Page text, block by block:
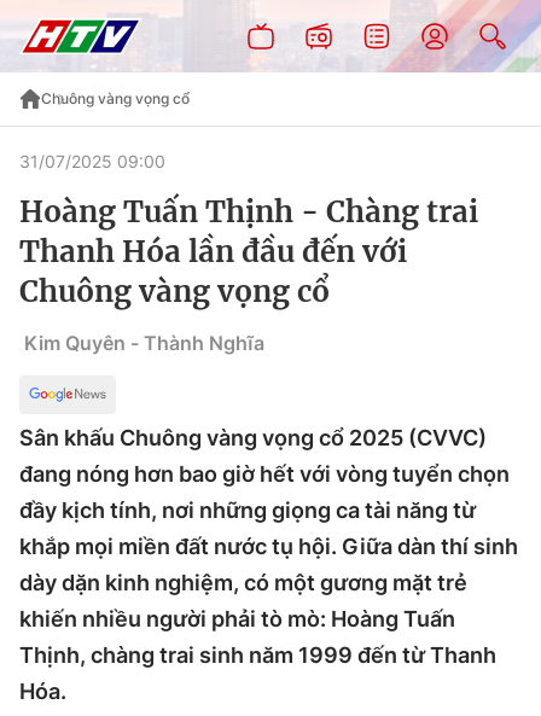
Chuông vàng vọng cổ
31/07/2025 09:00
Hoàng Tuấn Thịnh - Chàng trai
Thanh Hóa lần đầu đến với
Chuông vàng vọng cổ
Kim Quyên - Thành Nghĩa
Sân khấu Chuông vàng vọng cổ 2025 (CVVC)
đang nóng hơn bao giờ hết với vòng tuyển chọn
đầy kịch tính, nơi những giọng ca tài năng từ
khắp mọi miền đất nước tụ hội. Giữa dàn thí sinh
dày dặn kinh nghiệm, có một gương mặt trẻ
khiến nhiều người phải tò mò: Hoàng Tuấn
Thịnh, chàng trai sinh năm 1999 đến từ Thanh
Hóa.